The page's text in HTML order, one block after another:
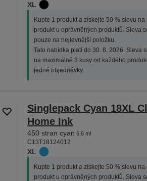
XL
Kupte 1 produkt a získejte 50 % slevu na
produkt u oprávněných produktů. Sleva
pouze na nejlevnější položku.
Tato nabídka platí do 30. 8. 2026. Sleva
na maximálně 3 kusy od každého
jedné objednávky.
Singlepack Cyan 18XL
Home Ink
450 stran cyan 6,6 ml
C13T18124012
XL
Kupte 1 produkt a získejte 50 % slevu na
produkt u oprávněných produktů. Sleva